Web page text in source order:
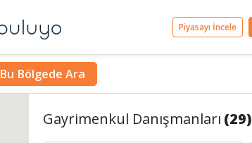
Piyasayı İncele
Bu Bölgede Ara
Gayrimenkul Danışmanları (29)